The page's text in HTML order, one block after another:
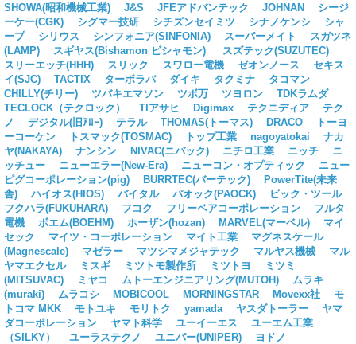
SHOWA(昭和機械工業)
J&S JFEアドバンテック JOHNAN
シージ
ーケー(CGK)
シグマー技研 シチズンセイミツ シナノケンシ
シャ
ープ
シリウス シンフォニア(SINFONIA) スーパーメイト
スガツネ
(LAMP)
スギヤス(Bishamon ビシャモン)
スズテック(SUZUTEC)
スリーエッチ(HHH)
スリック スワロー電機 ゼオンノース
セキス
イ(SJC)
TACTIX ターボラバ ダイキ タクミナ
タコマン
CHILLY(チリー)
ツバキエマソン ツボ万 ツヨロン
TDKラムダ
TECLOCK（テクロック）
TIアサヒ Digimax テクニディア
テク
ノ
デジタル(旧ｱﾛｰ) テラル THOMAS(トーマス) DRACO
トーヨ
ーコーケン
トスマック(TOSMAC) トップ工業 nagoyatokai
ナカ
ヤ(NAKAYA)
ナンシン NIVAC(ニバック) ニチロ工業 ニッチ
ニ
ッチュー
ニューエラー(New-Era) ニューコン・オプティック
ニュー
ピグコーポレーション(pig)
BURRTEC(バーテック)
PowerTite(未来
舎)
ハイオス(HIOS) バイタル パオック(PAOCK)
ビック・ツール
フクハラ(FUKUHARA)
フコク フリーベアコーポレーション
フルタ
電機
ボエム(BOEHM) ホーザン(hozan) MARVEL(マーベル)
マイ
セック
マイツ・コーポレーション マイト工業
マグネスケール
(Magnescale)
マゼラー マツシマメジャテック マルヤス機械
マル
ヤマエクセル
ミスギ ミツトモ製作所 ミツトヨ
ミツミ
(MITSUVAC)
ミヤコ ムトーエンジニアリング(MUTOH)
ムラキ
(muraki)
ムラコシ MOBICOOL MORNINGSTAR Movexx社
モ
トコマ MKK
モトユキ モリトク yamada ヤスダトーラー
ヤマ
ダコーポレーション
ヤマト科学 ユーイーエス
ユーエム工業
（SILKY）
ユーラステクノ ユニパー(UNIPER)
ヨドノ